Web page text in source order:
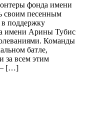
фонда имени
своим песенным
в поддержку
имени Арины Тубис
Команды
батле,
за всем этим
— […]